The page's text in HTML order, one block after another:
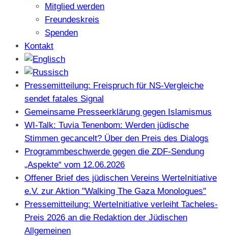
Mitglied werden
Freundeskreis
Spenden
Kontakt
Pressemitteilung: Freispruch für NS-Vergleiche
sendet fatales Signal
Gemeinsame Presseerklärung gegen Islamismus
WI-Talk: Tuvia Tenenbom: Werden jüdische
Stimmen gecancelt? Über den Preis des Dialogs
Programmbeschwerde gegen die ZDF-Sendung
„Aspekte“ vom 12.06.2026
Offener Brief des jüdischen Vereins WerteInitiative
e.V. zur Aktion "Walking The Gaza Monologues"
Pressemitteilung: WerteInitiative verleiht Tacheles-
Preis 2026 an die Redaktion der Jüdischen
Allgemeinen